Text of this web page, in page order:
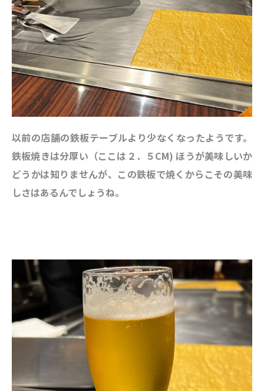
以前の店舗の鉄板テーブルより少なくなったようです。
鉄板焼きは分厚い（ここは２．５CM) ほうが美味しいか
どうかは知りませんが、この鉄板で焼くからこその美味
しさはあるんでしょうね。